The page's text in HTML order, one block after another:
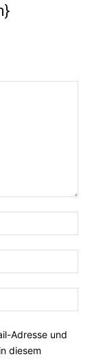
Adresse und
diesem